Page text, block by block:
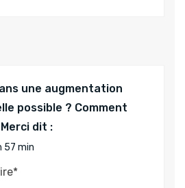
ans une augmentation
possible ? Comment
dit :
57 min